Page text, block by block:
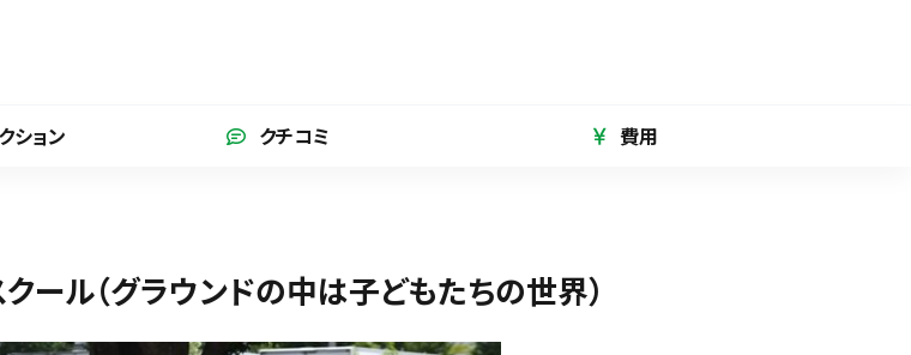
ション クチコミ 費用
ール（グラウンドの中は子どもたちの世界）